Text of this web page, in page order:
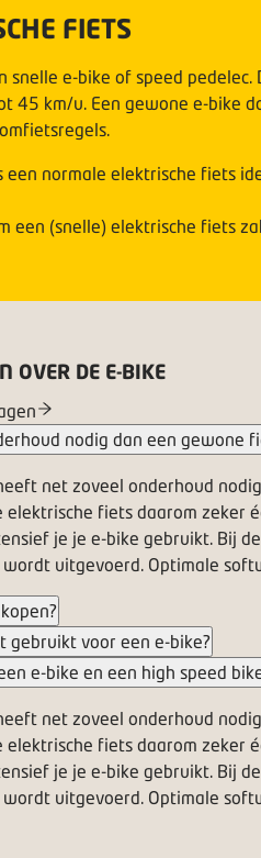
FIETS
snelle e-bike of speed pedelec.
45 km/u. Een gewone e-bike
een normale elektrische fiets
een (snelle) elektrische fiets
OVER DE E-BIKE
nodig dan een gewone
net zoveel onderhoud
elektrische fiets daarom zeker
je je e-bike gebruikt. Bij
uitgevoerd. Optimale
voor een e-bike?
e-bike en een high speed
net zoveel onderhoud
elektrische fiets daarom zeker
je je e-bike gebruikt. Bij
uitgevoerd. Optimale